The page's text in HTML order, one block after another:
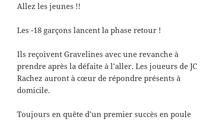
Allez les jeunes !!
Les -18 garçons lancent la phase retour !
Ils reçoivent Gravelines avec une revanche à
prendre après la défaite à l’aller. Les joueurs de JC
Rachez auront à cœur de répondre présents à
domicile.
Toujours en quête d’un premier succès en poule